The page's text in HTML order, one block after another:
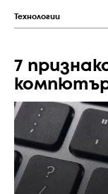
Технологии
7